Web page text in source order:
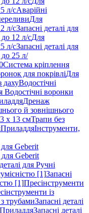
л/сАварійні
Для
л/сЗапасні деталі для
до 12 л/сДля
л/сЗапасні деталі для
до 25 л/
Система кріплення
для покрівліДля
дахуВодостічні
Водостічні воронки
Дренаж
й зовнішнього
x 13 смТрапи без
ПриладдяІнструменти,
Geberit
для Geberit
для Ручні
[1]Запасні
[1]Пресінструменти
із
трубамиЗапасні деталі
ПриладдяЗапасні деталі